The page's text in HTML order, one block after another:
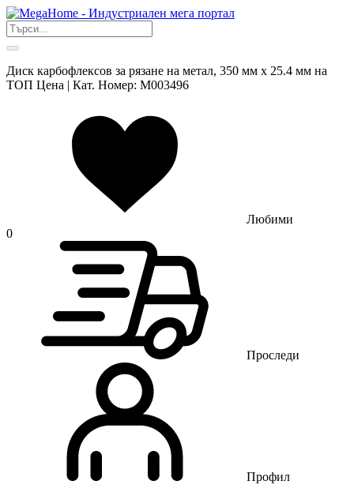
Диск карбофлексов за рязане на метал, 350 мм х 25.4 мм на
ТОП Цена | Кат. Номер: M003496
Любими
0
Проследи
Профил